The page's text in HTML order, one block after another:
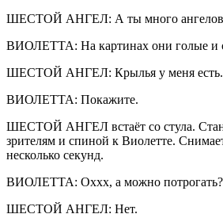
ШЕСТОЙ АНГЕЛ: А ты много ангелов
ВИОЛЕТТА: На картинах они голые и
ШЕСТОЙ АНГЕЛ: Крылья у меня есть.
ВИОЛЕТТА: Покажите.
ШЕСТОЙ АНГЕЛ встаёт со стула.
зрителям и спиной к Виолетте.
несколько секунд.
ВИОЛЕТТА: Оххх, а можно потрогать?
ШЕСТОЙ АНГЕЛ: Нет.